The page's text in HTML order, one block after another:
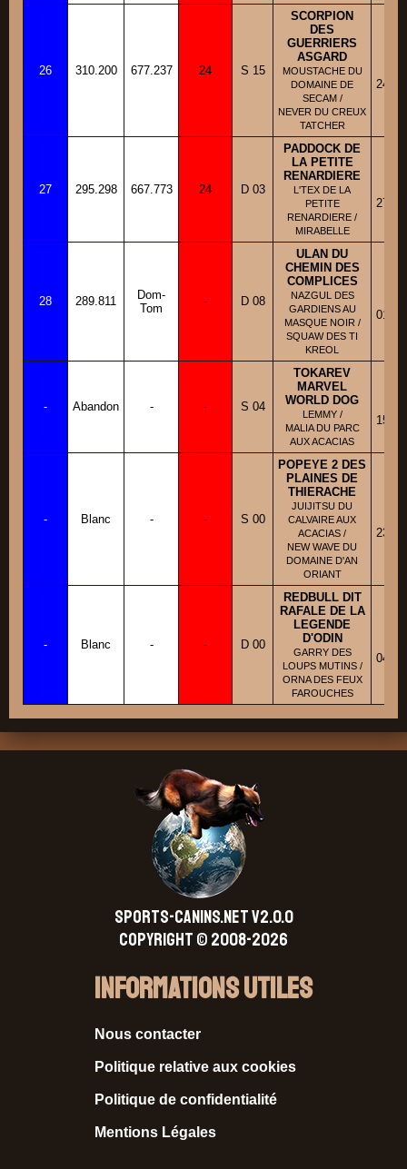
26 310.200 677.237 24 S 15
SCORPION
DES
GUERRIERS
ASGARD
MOUSTACHE DU
DOMAINE DE
SECAM /
NEVER DU CREUX
TATCHER
24/
27 295.298 667.773 24 D 03
PADDOCK DE
LA PETITE
RENARDIERE
L'TEX DE LA
PETITE
RENARDIERE /
MIRABELLE
27/
28 289.811
Dom-
Tom
- D 08
ULAN DU
CHEMIN DES
COMPLICES
NAZGUL DES
GARDIENS AU
MASQUE NOIR /
SQUAW DES TI
KREOL
01/
- Abandon - - S 04
TOKAREV
MARVEL
WORLD DOG
LEMMY /
MALIA DU PARC
AUX ACACIAS
15/
- Blanc - - S 00
POPEYE 2 DES
PLAINES DE
THIERACHE
JUIJITSU DU
CALVAIRE AUX
ACACIAS /
NEW WAVE DU
DOMAINE D'AN
ORIANT
23/
- Blanc - - D 00
REDBULL DIT
RAFALE DE LA
LEGENDE
D'ODIN
GARRY DES
LOUPS MUTINS /
ORNA DES FEUX
FAROUCHES
04/
SPORTS-CANINS.NET V2.0.0
Copyright © 2008-2026
Informations Utiles
Nous contacter
Politique relative aux cookies
Politique de confidentialité
Mentions Légales